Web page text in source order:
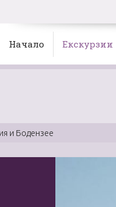
Начало Екскурзии
и Бодензее